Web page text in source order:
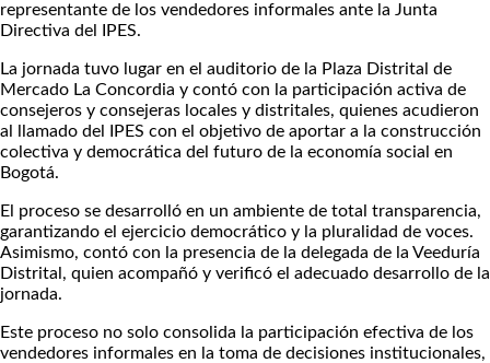
representante de los vendedores informales ante la Junta
Directiva del IPES.
La jornada tuvo lugar en el auditorio de la Plaza Distrital de
Mercado La Concordia y contó con la participación activa de
consejeros y consejeras locales y distritales, quienes acudieron
al llamado del IPES con el objetivo de aportar a la construcción
colectiva y democrática del futuro de la economía social en
Bogotá.
El proceso se desarrolló en un ambiente de total transparencia,
garantizando el ejercicio democrático y la pluralidad de voces.
Asimismo, contó con la presencia de la delegada de la Veeduría
Distrital, quien acompañó y verificó el adecuado desarrollo de la
jornada.
Este proceso no solo consolida la participación efectiva de los
vendedores informales en la toma de decisiones institucionales,